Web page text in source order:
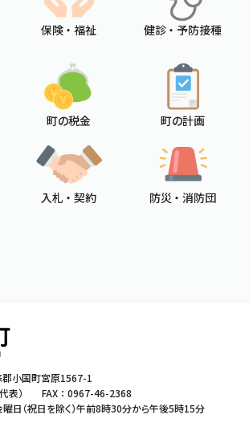
保険 ・ 福祉 健診 ・ 予防接種
町の税金 町の計画
入札 ・ 契約 防災 ・ 消防団
小国町宮原1567-1
代表）
FAX ： 0967-46-2368
日（祝日を除く）午前8時30分から午後5時15分